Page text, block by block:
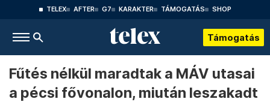
TELEX AFTER G7 KARAKTER TÁMOGATÁS SHOP
Támogatás
Fűtés nélkül maradtak a MÁV utasai
a pécsi fővonalon, miután leszakadt